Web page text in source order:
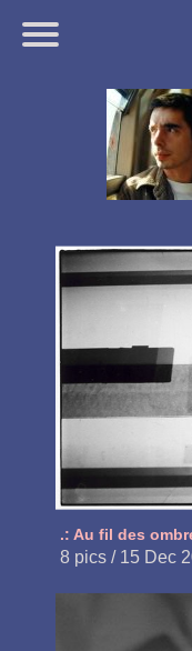
.: Au fil des
8 pics / 15 Dec